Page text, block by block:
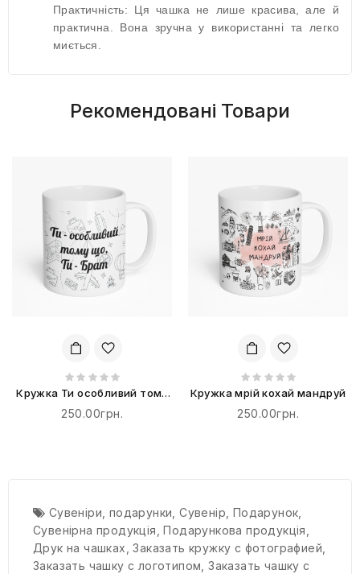
Практичність: Ця чашка не лише красива, але й
практична. Вона зручна у використанні та легко
миється.
Рекомендовані Товари
Кружка Ти особливий тому
що, ти - Брат
250.00грн.
Кружка мрій кохай мандруй
250.00грн.
Сувеніри, подарунки,Сувенір, Подарунок,
Сувенірна продукція,Подарункова продукція,
Друк на чашках,Заказать кружку с фотографией,
Заказать чашку с логотипом,Заказать чашку с